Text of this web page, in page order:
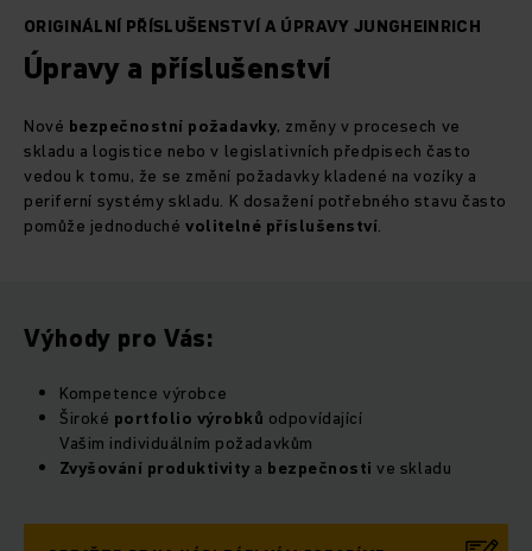
ORIGINÁLNÍ PŘÍSLUŠENSTVÍ A ÚPRAVY JUNGHEINRICH
Úpravy a příslušenství
Nové bezpečnostní požadavky, změny v procesech ve
skladu a logistice nebo v legislativních předpisech často
vedou k tomu, že se změní požadavky kladené na vozíky a
periferní systémy skladu. K dosažení potřebného stavu často
pomůže jednoduchévolitelné příslušenství.
Výhody pro Vás:
Kompetence výrobce
Široké portfolio výrobků odpovídající
Vašim individuálním požadavkům
Zvyšování produktivity a bezpečnosti ve skladu